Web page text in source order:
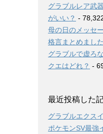
グラブルレア武
がいい？ -
母の日のメッセ
格言まとめました
グラブルで虚ろ
クエはどれ？ -
最近投稿した
グラブルエクス
ポケモンSV最強